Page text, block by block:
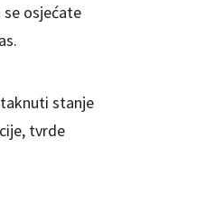
osjećate
stanje
tvrde